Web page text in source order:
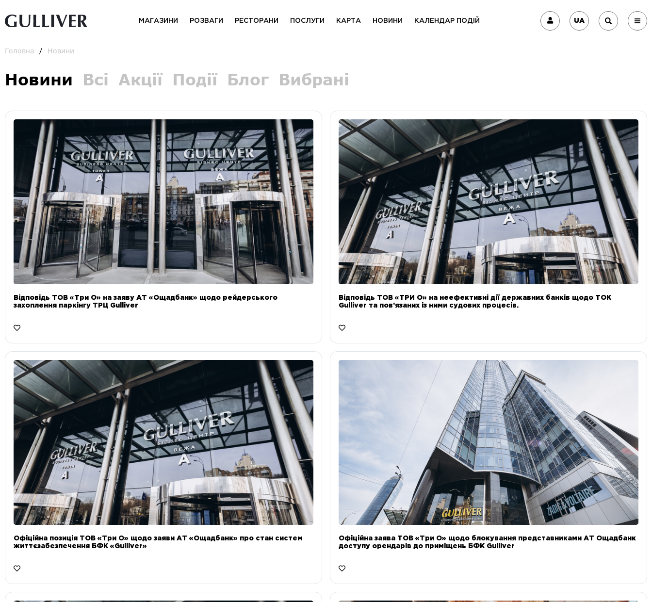
МАГАЗИНИ РОЗВАГИ РЕСТОРАНИ ПОСЛУГИ КАРТА НОВИНИ КАЛЕНДАР ПОДІЙ UA
Головна Новини
Новини Всі Акції Події Блог Вибрані
Відповідь ТОВ «Три О» на заяву АТ «Ощадбанк» щодо рейдерського
захоплення паркінгу ТРЦ Gulliver
Відповідь ТОВ «ТРИ О» на неефективні дії державних банків щодо ТОК
Gulliver та пов’язаних із ними судових процесів.
Офіційна позиція ТОВ «Три О» щодо заяви АТ «Ощадбанк» про стан систем
життєзабезпечення БФК «Gulliver»
Офіційна заява ТОВ «Три О» щодо блокування представниками АТ Ощадбанк
доступу орендарів до приміщень БФК Gulliver